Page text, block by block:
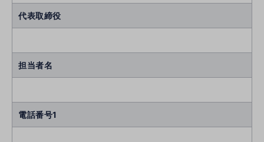
代表取締役
担当者名
電話番号1